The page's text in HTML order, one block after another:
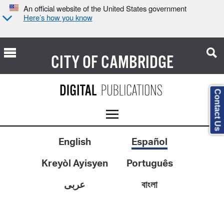
An official website of the United States government
Here’s how you know
CITY OFCAMBRIDGE
English
Español
Kreyòl Ayisyen
Português
عربى
বাংলা
Contact Us